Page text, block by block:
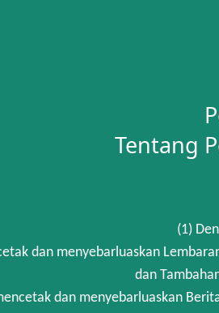
Tentang
(1)
dan menyebarluaskan
dan
dan menyebarluaskan